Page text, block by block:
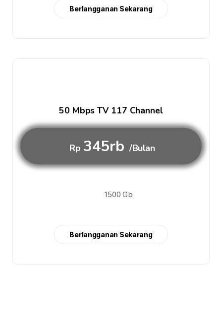
Berlangganan Sekarang
50 Mbps TV 117 Channel
Rp 345rb /Bulan
1500 Gb
Berlangganan Sekarang